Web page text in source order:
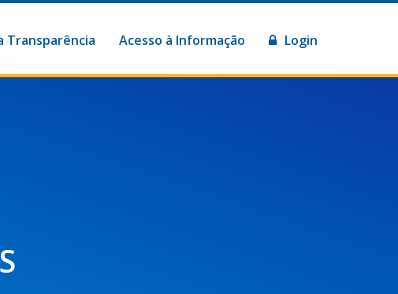
Transparência Acesso à Informação Login